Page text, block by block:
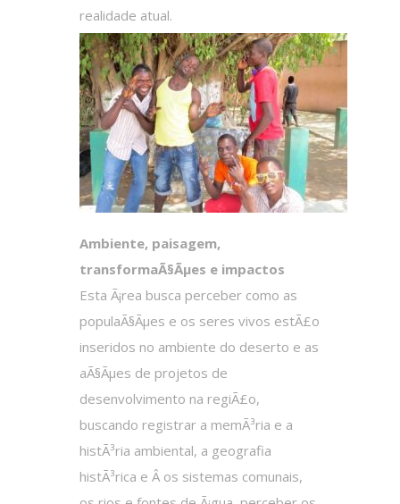
realidade atual.
Ambiente, paisagem,
transformaÃ§Ãµes e impactos
Esta Ã¡rea busca perceber como as
populaÃ§Ãµes e os seres vivos estÃ£o
inseridos no ambiente do deserto e as
aÃ§Ãµes de projetos de
desenvolvimento na regiÃ£o,
buscando registrar a memÃ³ria e a
histÃ³ria ambiental, a geografia
histÃ³rica e Â os sistemas comunais,